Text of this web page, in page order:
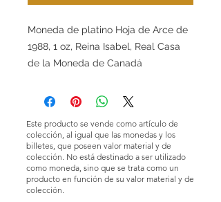
Moneda de platino Hoja de Arce de
1988, 1 oz, Reina Isabel, Real Casa
de la Moneda de Canadá
Este producto se vende como artículo de
colección, al igual que las monedas y los
billetes, que poseen valor material y de
colección. No está destinado a ser utilizado
como moneda, sino que se trata como un
producto en función de su valor material y de
colección.